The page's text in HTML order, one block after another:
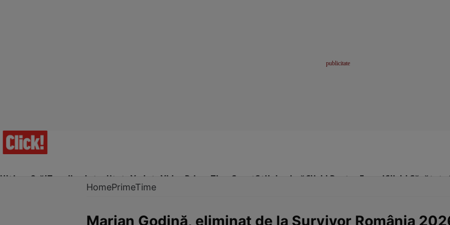
Ultima Oră!Trending Actualitate Vedete Video Prime Time SportStil de viațăClick! Pentru FemeiClick! Sănătate
HomePrimeTime
Marian Godină, eliminat de la Survivor România